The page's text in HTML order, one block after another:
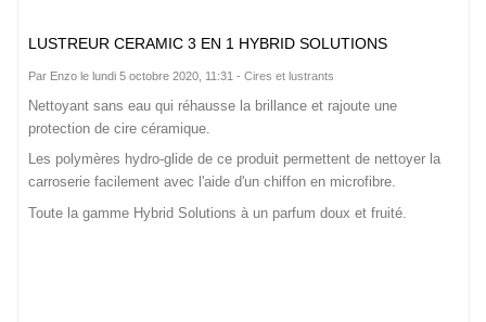
LUSTREUR CERAMIC 3 EN 1 HYBRID SOLUTIONS
Par Enzo le lundi 5 octobre 2020, 11:31 - Cires et lustrants
Nettoyant sans eau qui réhausse la brillance et rajoute une
protection de cire céramique.
Les polymères hydro-glide de ce produit permettent de nettoyer la
carroserie facilement avec l'aide d'un chiffon en microfibre.
Toute la gamme Hybrid Solutions à un parfum doux et fruité.